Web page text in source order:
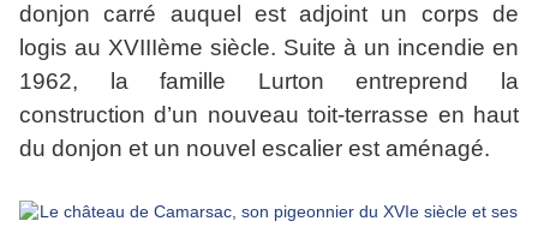
donjon carré auquel est adjoint un corps de
logis au XVIIIème siècle. Suite à un incendie en
1962, la famille Lurton entreprend la
construction d’un nouveau toit-terrasse en haut
du donjon et un nouvel escalier est aménagé.